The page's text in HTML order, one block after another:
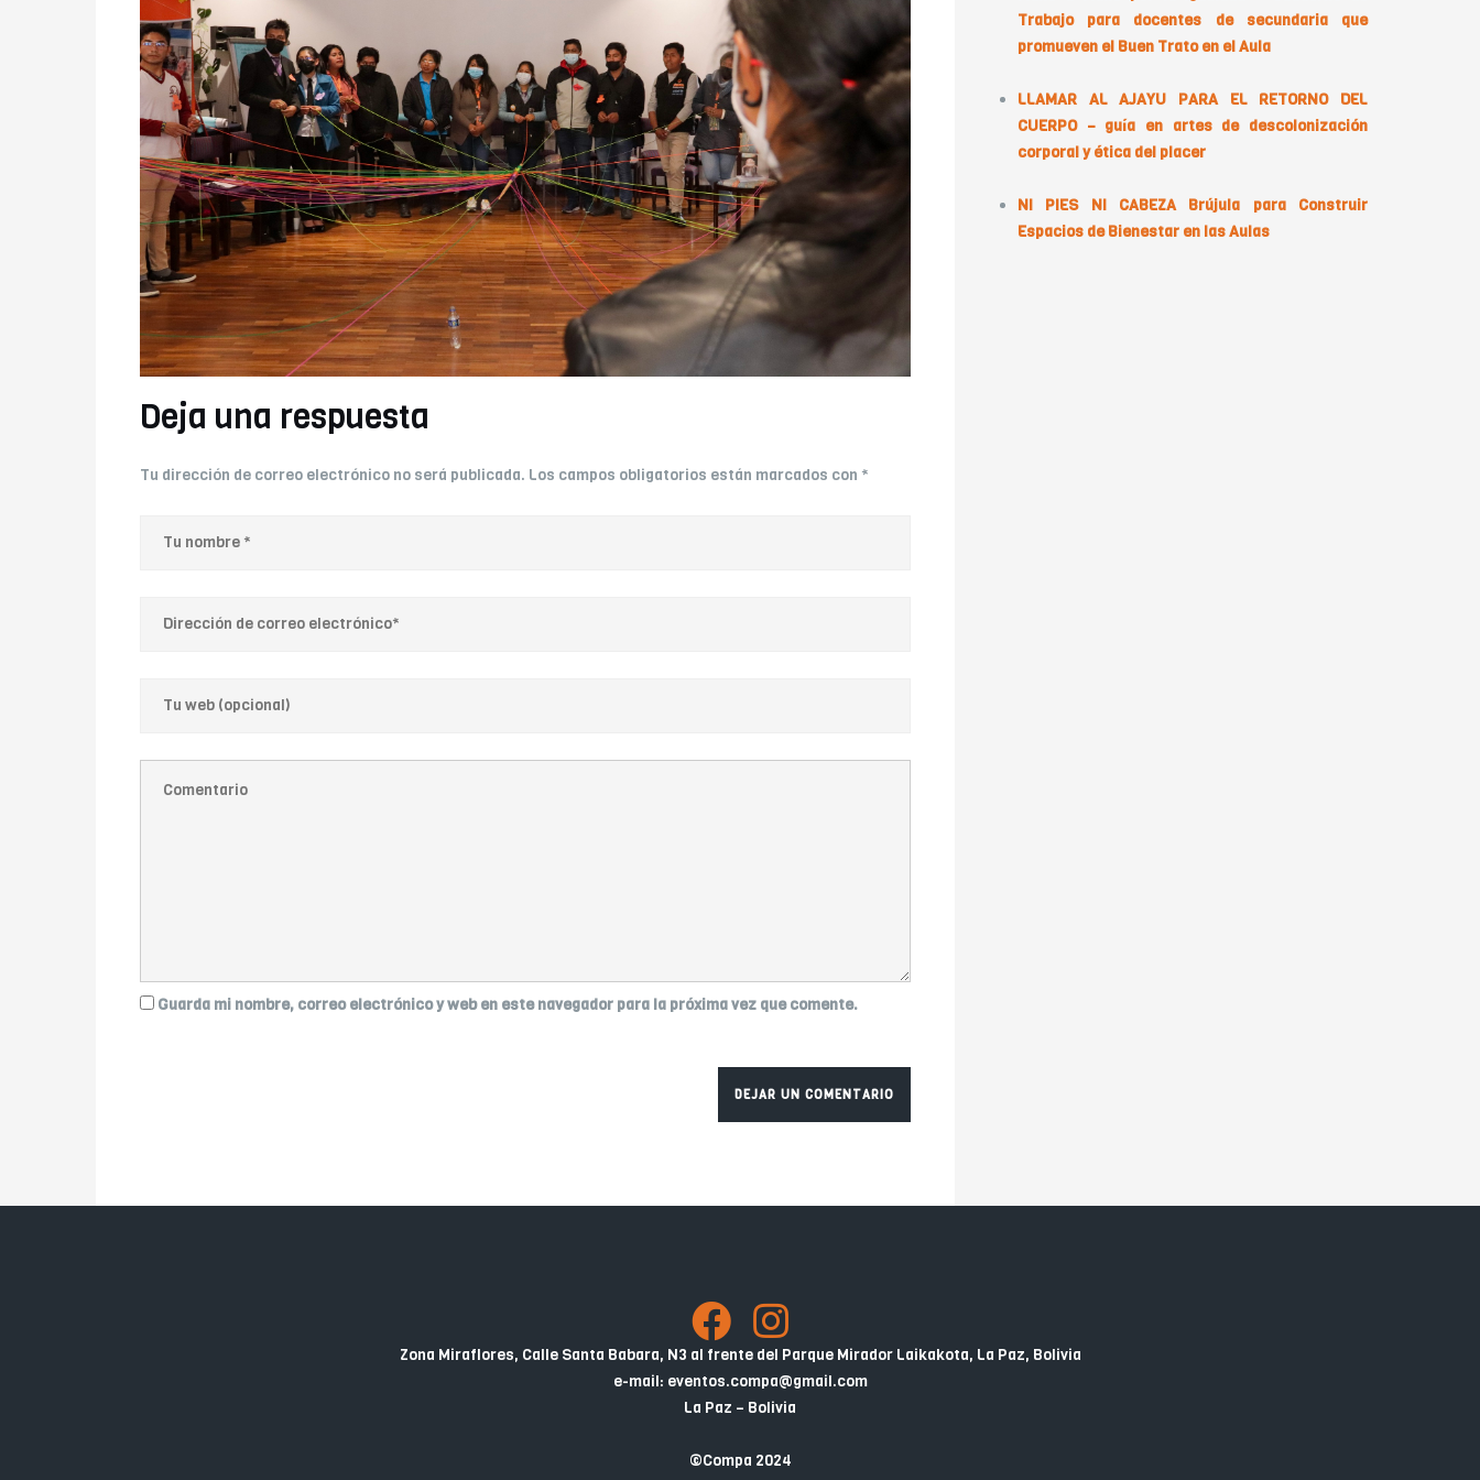
Deja una respuesta
Tu dirección de correo electrónico no será publicada. Los campos obligatorios están marcados con *
Guarda mi nombre, correo electrónico y web en este navegador para la próxima vez que comente.
Trabajo para docentes de secundaria que
promueven el Buen Trato en el Aula
LLAMAR AL AJAYU PARA EL RETORNO DEL
CUERPO – guía en artes de descolonización
corporal y ética del placer
NI PIES NI CABEZA Brújula para Construir
Espacios de Bienestar en las Aulas
Zona Miraflores, Calle Santa Babara, N3 al frente del Parque Mirador Laikakota, La Paz, Bolivia
e-mail: eventos.compa@gmail.com
La Paz – Bolivia
©Compa 2024